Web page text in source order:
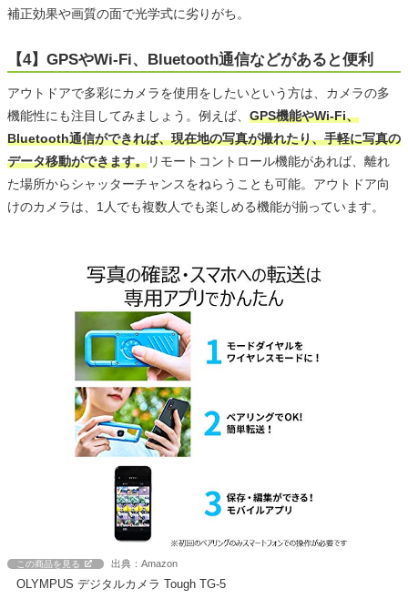
補正効果や画質の面で光学式に劣りがち。
【4】GPSやWi-Fi、Bluetooth通信などがあると便利
アウトドアで多彩にカメラを使用をしたいという方は、カメラの多
機能性にも注目してみましょう。例えば、 GPS機能やWi-Fi、
Bluetooth通信ができれば、現在地の写真が撮れたり、手軽に写真の
データ移動ができます。リモートコントロール機能があれば、離れ
た場所からシャッターチャンスをねらうことも可能。アウトドア向
けのカメラは、1人でも複数人でも楽しめる機能が揃っています。
この商品を見る 出典：Amazon
OLYMPUS デジタルカメラ Tough TG-5